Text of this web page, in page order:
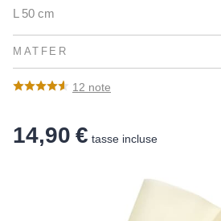
L 50 cm
MATFER
12 note
14,90 € tasse incluse